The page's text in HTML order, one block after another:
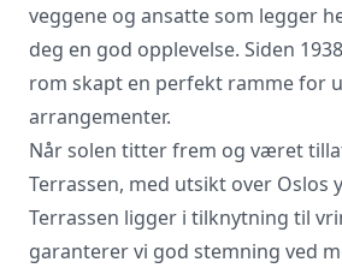
veggene og ansatte som legger
deg en god opplevelse. Siden
rom skapt en perfekt ramme for
arrangementer.
Når solen titter frem og været
Terrassen, med utsikt over Oslos
Terrassen ligger i tilknytning til
garanterer vi god stemning ved
Vi innhenter
råd og forhandler priser
bestiller på ønsket sted,
kontrakt og følger opp
Tjenesten er kostnadsfri
kunde, og det er ingen
LUKK VINDU SEND